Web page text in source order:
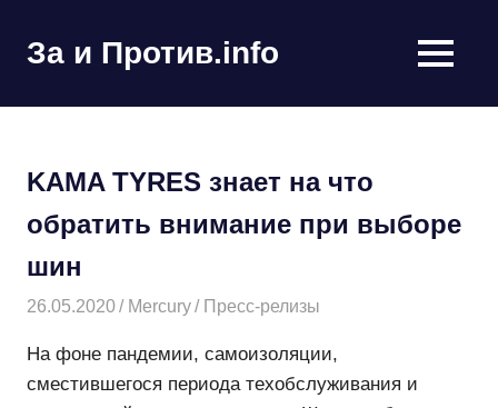
перейти
За и Против.info MENU
KAMA TYRES знает на что
обратить внимание при
выборе шин
26.05.2020 Mercury Пресс-релизы
На фоне пандемии, самоизоляции,
сместившегося периода техобслуживания и